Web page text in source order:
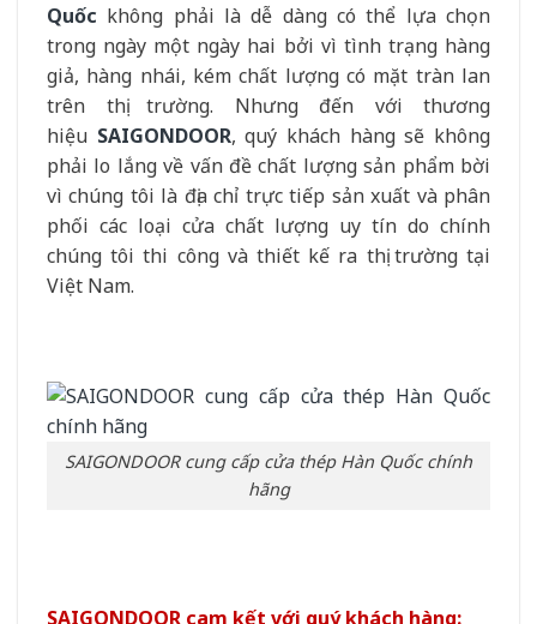
Quốc không phải là dễ dàng có thể lựa chọn
trong ngày một ngày hai bởi vì tình trạng hàng
giả, hàng nhái, kém chất lượng có mặt tràn lan
trên thị trường. Nhưng đến với thương
hiệu SAIGONDOOR, quý khách hàng sẽ không
phải lo lắng về vấn đề chất lượng sản phẩm bời
vì chúng tôi là địa chỉ trực tiếp sản xuất và phân
phối các loại cửa chất lượng uy tín do chính
chúng tôi thi công và thiết kế ra thị trường tại
Việt Nam.
SAIGONDOOR cung cấp cửa thép Hàn Quốc chính
hãng
SAIGONDOOR cam kết với quý khách hàng: